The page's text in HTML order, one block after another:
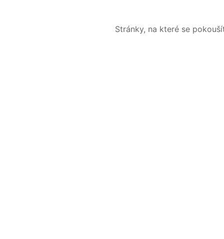
Stránky, na které se